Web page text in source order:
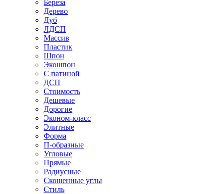
Береза
Дерево
Дуб
ЛДСП
Массив
Пластик
Шпон
Экошпон
С патиной
ДСП
Стоимость
Дешевые
Дорогие
Эконом-класс
Элитные
Форма
П-образные
Угловые
Прямые
Радиусные
Скошенные углы
Стиль